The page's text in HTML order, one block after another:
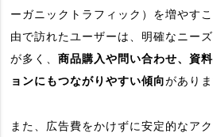
ーガニックトラフィック）を増やす
由で訪れたユーザーは、明確なニー
が多く、商品購入や問い合わせ、資
ョンにもつながりやすい傾向がありま
また、広告費をかけずに安定的なア